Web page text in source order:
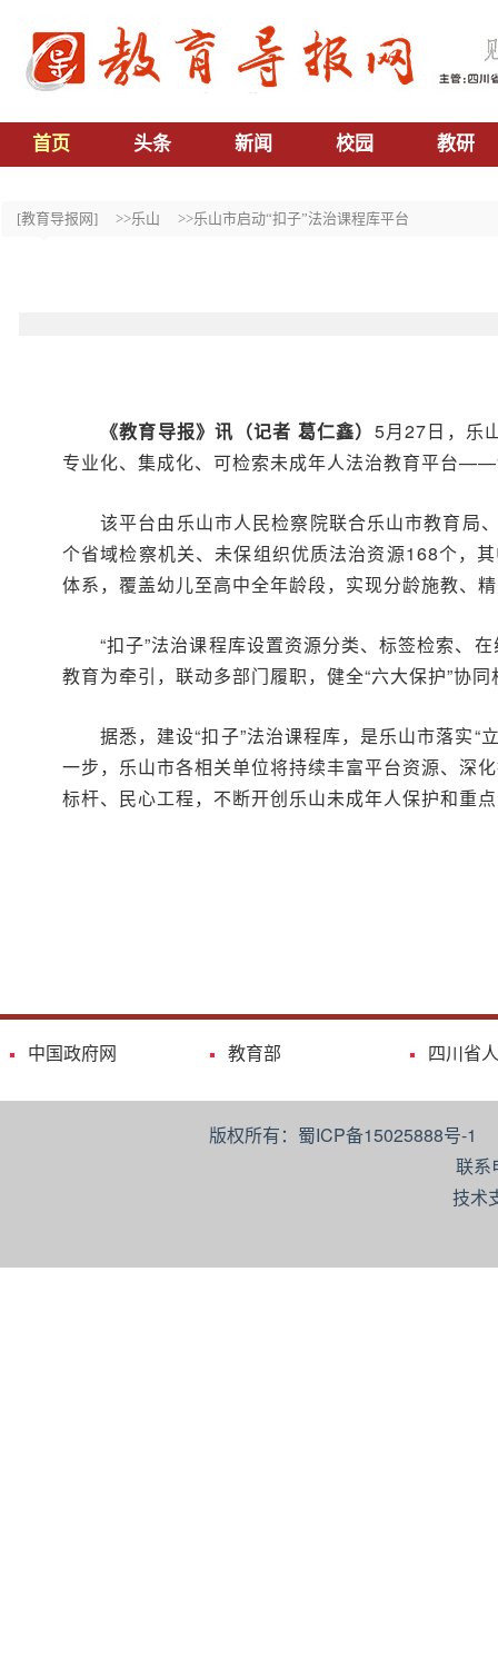
首页 头条 新闻 校园 教研
[教育导报网] >>乐山 >>乐山市启动“扣子”法治课程库平台
《教育导报》讯（记者 葛仁鑫） 5月27日，乐
专业化、集成化、可检索未成年人法治教育平台
该平台由乐山市人民检察院联合乐山市教育局
个省域检察机关、未保组织优质法治资源168个，
体系，覆盖幼儿至高中全年龄段，实现分龄施教、
“扣子”法治课程库设置资源分类、标签检索、
教育为牵引，联动多部门履职，健全“六大保护”协
据悉，建设“扣子”法治课程库，是乐山市落实
一步，乐山市各相关单位将持续丰富平台资源、深
标杆、民心工程，不断开创乐山未成年人保护和重
中国政府网 教育部 四川省
版权所有：蜀ICP备15025888号-
联系
技术